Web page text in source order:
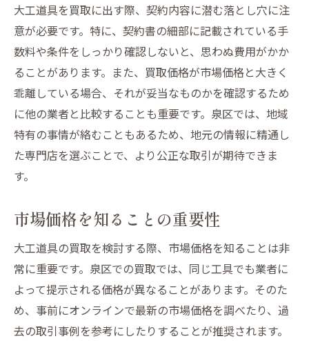
大工道具を買取に出す際、契約内容に潜む落とし穴に注
意が必要です。特に、契約書の細部に記載されている手
数料や条件をしっかり確認しないと、思わぬ費用がかか
ることがあります。また、買取価格が市場価格と大きく
乖離している場合、それが妥当なものかを確認するため
に他の業者と比較することも重要です。泉区では、地域
特有の事情が絡むこともあるため、地元の情報に精通し
た専門店を選ぶことで、より公正な取引が期待できま
す。
市場価格を知ることの重要性
大工道具の買取を検討する際、市場価格を知ることは非
常に重要です。泉区での買取では、同じ工具でも業者に
よって提示される価格が異なることがあります。そのた
め、事前にオンラインで最新の市場価格を調べたり、過
去の取引事例を参考にしたりすることが推奨されます。